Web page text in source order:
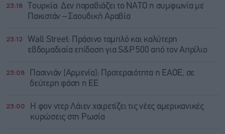
23:18
Τουρκία: Δεν παραβιάζει το ΝΑΤΟ η συμφωνία με
Πακιστάν – Σαουδική Αραβία
23:12
Wall Street: Πράσινο ταμπλό και καλύτερη
εβδομαδιαία επίδοση για S&P 500 από τον Απρίλιο
23:08
Πασινιάν (Αρμενία): Προτεραιότητα η ΕΑΟΕ, σε
δεύτερη φάση η ΕΕ
23:00
Η φον ντερ Λάιεν χαιρετίζει τις νέες αμερικανικές
κυρώσεις στη Ρωσία